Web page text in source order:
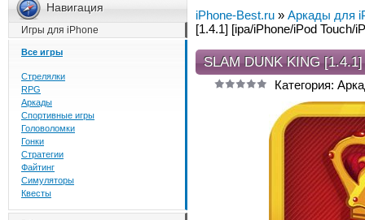
Навигация
Игры для iPhone
Все игры
Стрелялки
RPG
Аркады
Спортивные игры
Головоломки
Гонки
Стратегии
Файтинг
Симуляторы
Квесты
iPhone-Best.ru » Аркады для
[1.4.1] [ipa/iPhone/iPod Touch/
SLAM DUNK KING
Категория: